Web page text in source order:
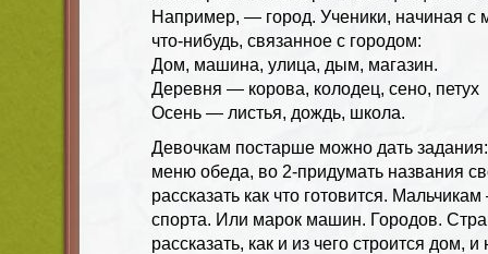
Например, — город. Ученики, начиная
что-нибудь, связанное с городом:
Дом, машина, улица, дым, магазин.
Деревня — корова, колодец, сено, петух
Осень — листья, дождь, школа.
Девочкам постарше можно дать
меню обеда, во 2-придумать названия
рассказать как что готовится.
спорта. Или марок машин. Городов.
рассказать, как и из чего строится дом,